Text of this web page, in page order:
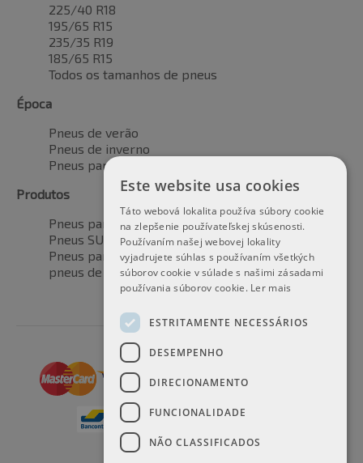
225/40 R18
195/65 R15
235/35 R19
185/65 R15
Todos os tamanhos de pneus
Época
Pneus de verão
Pneus de inverno
Pneus para todas as estações
Produtos
Pneus para automóveis
Pneus SUV / 4x4
Pneus para veículos de transporte
pneus de motocicleta
Este website usa cookies
Táto webová lokalita používa súbory cookie
na zlepšenie používateľskej skúsenosti.
Používaním našej webovej lokality
vyjadrujete súhlas s používaním všetkých
súborov cookie v súlade s našimi zásadami
používania súborov cookie. Ler mais
ESTRITAMENTE NECESSÁRIOS
DESEMPENHO
DIRECIONAMENTO
FUNCIONALIDADE
NÃO CLASSIFICADOS